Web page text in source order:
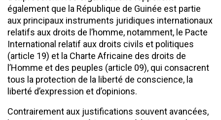
également que la République de Guinée est partie
aux principaux instruments juridiques internationaux
relatifs aux droits de l’homme, notamment, le Pacte
International relatif aux droits civils et politiques
(article 19) et la Charte Africaine des droits de
l’Homme et des peuples (article 09), qui consacrent
tous la protection de la liberté de conscience, la
liberté d’expression et d’opinions.
Contrairement aux justifications souvent avancées,